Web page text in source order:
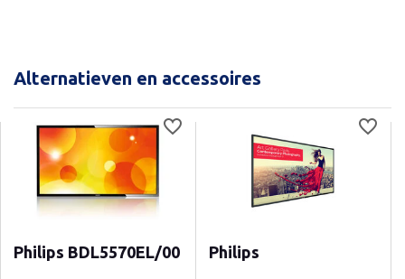
Alternatieven en accessoires
Philips BDL5570EL/00 Philips